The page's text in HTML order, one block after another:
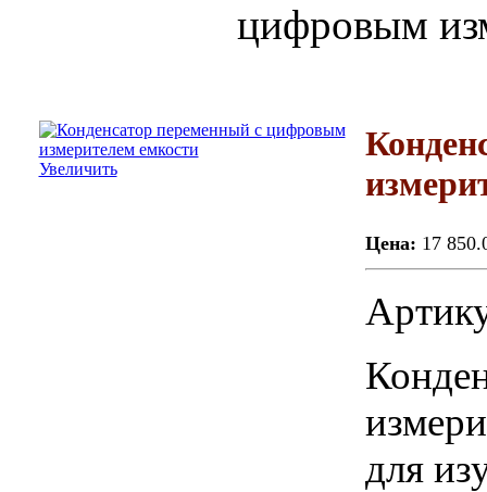
цифровым
Увеличить
Цена: 17
для